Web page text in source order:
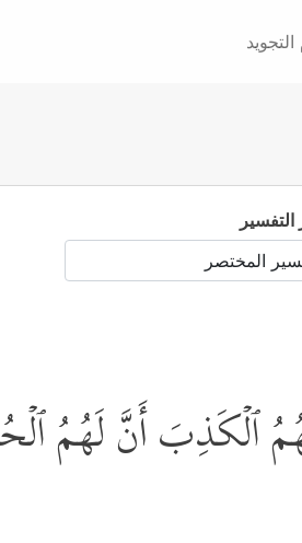
التفسير
ٱلۡكَذِبَ أَنَّ لَهُمُ